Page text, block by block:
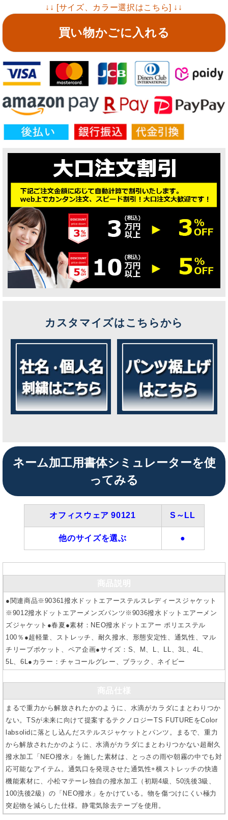
↓↓ [サイズ、カラー選択はこちら] ↓↓
買い物かごに入れる
カスタマイズはこちらから
ネーム加工用書体シミュレーターを使
ってみる
オフィスウェア 90121 S～LL
他のサイズを選ぶ ●
●関連商品※90361撥水ドットエアーステルスレディースジャケット
※9012撥水ドットエアーメンズパンツ※9036撥水ドットエアーメン
ズジャケット●春夏●素材：NEO撥水ドットエアー ポリエステル
100％●超軽量、ストレッチ、耐久撥水、形態安定性、通気性、マル
チリーブポケット、ペア企画●サイズ：S、M、L、LL、3L、4L、
5L、6L●カラー：チャコールグレー、ブラック、ネイビー
まるで重力から解放されたかのように、水滴がカラダにまとわりつか
ない。TSが未来に向けて提案するテクノロジーTS FUTUREをColor
labsolidに落とし込んだステルスジャケットとパンツ。まるで、重力
から解放されたかのように、水滴がカラダにまとわりつかない超耐久
撥水加工「NEO撥水」を施した素材は、とっさの雨や朝霧の中でも対
応可能なアイテム。通気口を発現させた通気性+横ストレッチの快適
機能素材に、小松マテーレ独自の撥水加工（初期4級、50洗後3級、
100洗後2級）の「NEO撥水」をかけている。物を傷つけにくい極力
突起物を減らした仕様。静電気除去テープを使用。